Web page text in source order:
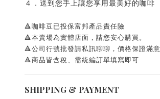
４．送到您手上讓您享用最美好的咖啡
🔺咖啡豆已投保富邦產品責任險
🔺本賣場為實體店面，請您安心購買。
🔺公司行號批發請私訊聊聊，價格保證滿意
🔺商品皆含稅、需統編訂單填寫即可
SHIPPING & PAYMENT